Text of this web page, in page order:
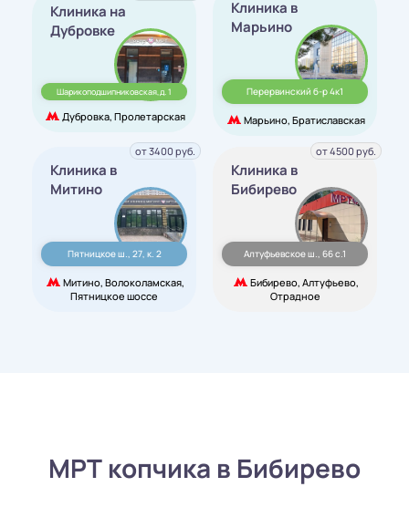
Клиника на
Дубровке
Шарикоподшипниковская,д. 1
Дубровка, Пролетарская
Клиника в
Марьино
Перервинский б-р 4к1
Марьино, Братиславская
Клиника в
Митино
Пятницкое ш., 27, к. 2
Митино, Волоколамская,
Пятницкое шоссе
от 3400 руб.
Клиника в
Бибирево
Алтуфьевское ш., 66 с.1
Бибирево, Алтуфьево,
Отрадное
от 4500 руб.
МРТ копчика в Бибирево